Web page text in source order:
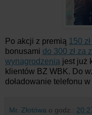
Po akcji z premią 150
bonusami do 300 zł za
wynagrodzenia jest już
klientów BZ WBK. Do
doładowanie telefonu
Mr. Złotówa o godz.: